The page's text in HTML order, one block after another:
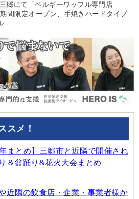
郷にて「ベルギーワッフル専門店
間限定オープン、手焼きハードタイプ
スメ！
年まとめ】三郷市と近隣で開催され
＆盆踊り&花火大会まとめ
近隣の飲食店・企業・事業者様か